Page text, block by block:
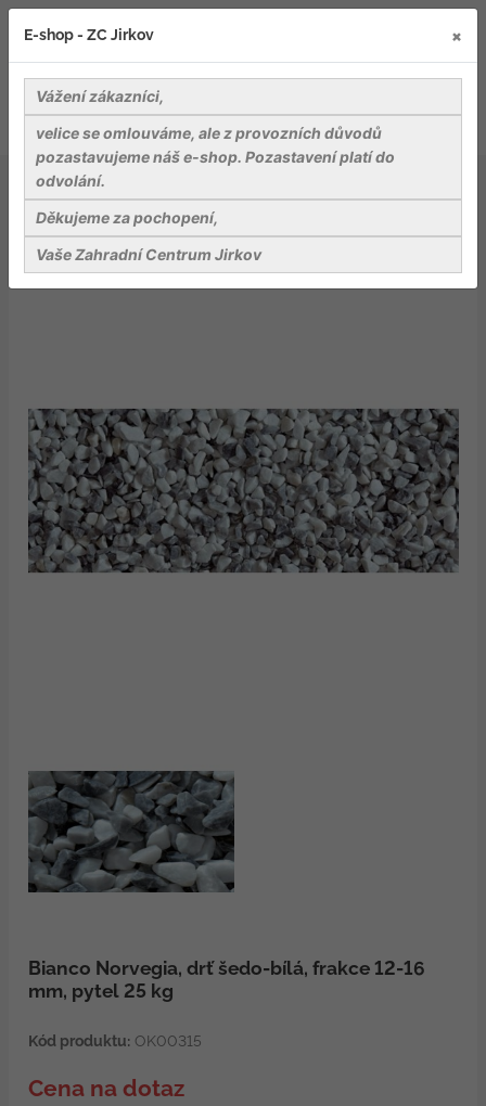
Kameny a dekorativní stěrky
Bianco Norvegia, drť šedo-bílá, frakce 12-16 mm, pytel 25
kg
Bianco Norvegia, drť šedo-bílá, frakce 12-16
mm, pytel 25 kg
Kód produktu:OK00315
Cena na dotaz
E-shop - ZC Jirkov ×
Vážení zákazníci,
velice se omlouváme, ale z provozních důvodů
pozastavujeme náš e-shop. Pozastavení platí do
odvolání.
Děkujeme za pochopení,
Vaše Zahradní Centrum Jirkov